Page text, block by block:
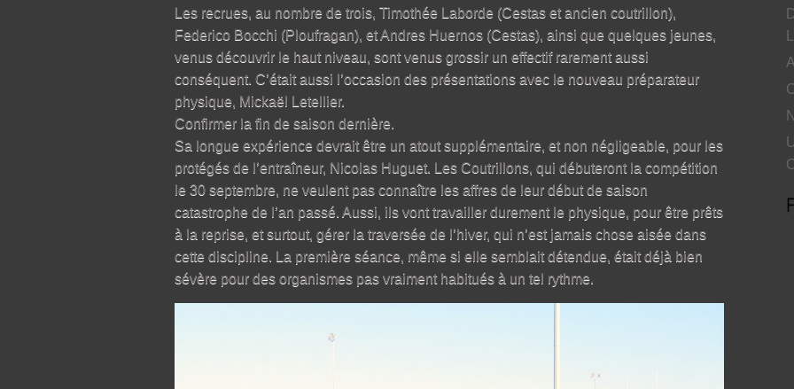
Les recrues, au nombre de trois, Timothée Laborde (Cestas et ancien coutrillon),
Federico Bocchi (Ploufragan), et Andres Huernos (Cestas), ainsi que quelques jeunes,
venus découvrir le haut niveau, sont venus grossir un effectif rarement aussi
conséquent. C’était aussi l’occasion des présentations avec le nouveau préparateur
physique, Mickaël Letellier.
Confirmer la fin de saison dernière.
Sa longue expérience devrait être un atout supplémentaire, et non négligeable, pour les
protégés de l’entraîneur, Nicolas Huguet. Les Coutrillons, qui débuteront la compétition
le 30 septembre, ne veulent pas connaître les affres de leur début de saison
catastrophe de l’an passé. Aussi, ils vont travailler durement le physique, pour être prêts
à la reprise, et surtout, gérer la traversée de l’hiver, qui n’est jamais chose aisée dans
cette discipline. La première séance, même si elle semblait détendue, était déjà bien
sévère pour des organismes pas vraiment habitués à un tel rythme.